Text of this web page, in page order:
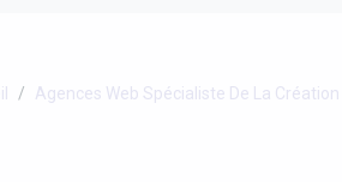
Agences Web Spécialiste De La